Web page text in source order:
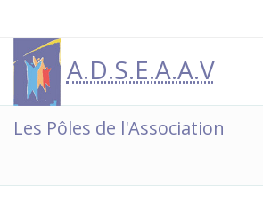
A.D.S.E.A.A.V
Les Pôles de l'Association